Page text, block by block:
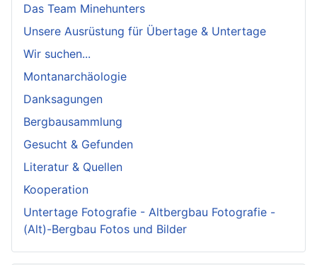
Das Team Minehunters
Unsere Ausrüstung für Übertage & Untertage
Wir suchen...
Montanarchäologie
Danksagungen
Bergbausammlung
Gesucht & Gefunden
Literatur & Quellen
Kooperation
Untertage Fotografie - Altbergbau Fotografie -
(Alt)-Bergbau Fotos und Bilder